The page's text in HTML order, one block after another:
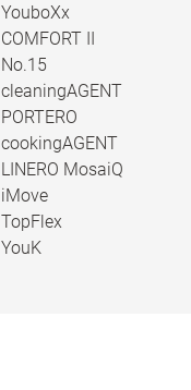
YouboXx
COMFORT II
No.15
cleaningAGENT
PORTERO
cookingAGENT
LINERO MosaiQ
iMove
TopFlex
YouK